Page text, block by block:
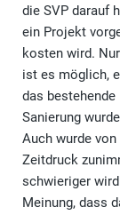
die SVP darauf
ein Projekt
kosten wird.
ist es möglich,
das
Sanierung
Auch wurde
Zeitdruck
schwieriger
Meinung, dass